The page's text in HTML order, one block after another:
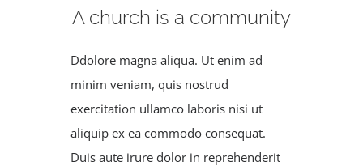
A church is a community
Ddolore magna aliqua. Ut enim ad
minim veniam, quis nostrud
exercitation ullamco laboris nisi ut
aliquip ex ea commodo consequat.
Duis aute irure dolor in reprehenderit